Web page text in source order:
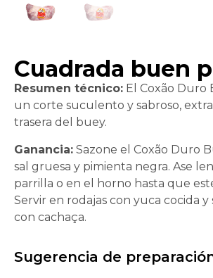
Cuadrada buen
Resumen técnico: El Coxão Duro
un corte suculento y sabroso,
trasera del buey.
Ganancia: Sazone el Coxão Duro
sal gruesa y pimienta negra. Ase
parrilla o en el horno hasta que
Servir en rodajas con yuca cocida y
con cachaça.
Sugerencia de